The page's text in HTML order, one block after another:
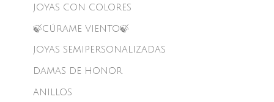
JOYAS CON COLORES
🍃CÚRAME VIENTO🍃
JOYAS SEMIPERSONALIZADAS
DAMAS DE HONOR
ANILLOS